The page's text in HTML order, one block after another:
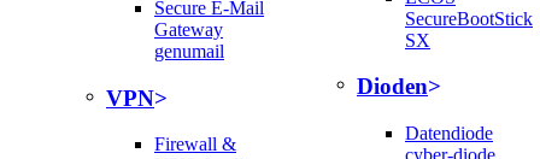
Secure E-Mail
Gateway
genumail
VPN
Firewall &
SecureBootStick
SX
Dioden
Datendiode
cyber-diode